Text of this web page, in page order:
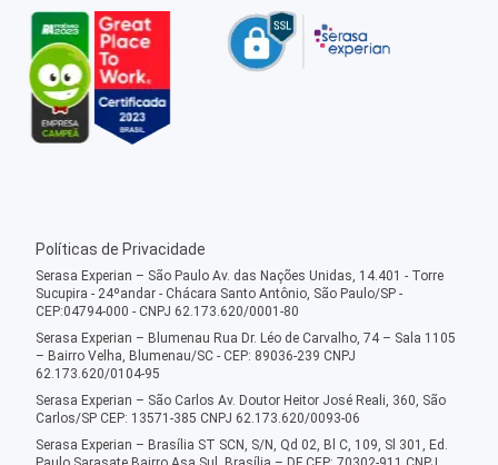
Políticas de Privacidade
Serasa Experian – São Paulo Av. das Nações Unidas, 14.401 - Torre
Sucupira - 24ºandar - Chácara Santo Antônio, São Paulo/SP -
CEP:04794-000 - CNPJ 62.173.620/0001-80
Serasa Experian – Blumenau Rua Dr. Léo de Carvalho, 74 – Sala 1105
– Bairro Velha, Blumenau/SC - CEP: 89036-239 CNPJ
62.173.620/0104-95
Serasa Experian – São Carlos Av. Doutor Heitor José Reali, 360, São
Carlos/SP CEP: 13571-385 CNPJ 62.173.620/0093-06
Serasa Experian – Brasília ST SCN, S/N, Qd 02, Bl C, 109, Sl 301, Ed.